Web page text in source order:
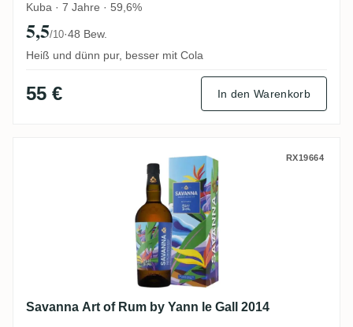
Kuba · 7 Jahre · 59,6%
5,5/10·48 Bew.
Heiß und dünn pur, besser mit Cola
55 € In den Warenkorb
Savanna Art of Rum by Yann le Gall 2014
RX19664
Savanna Art of Rum by Yann le Gall 2014